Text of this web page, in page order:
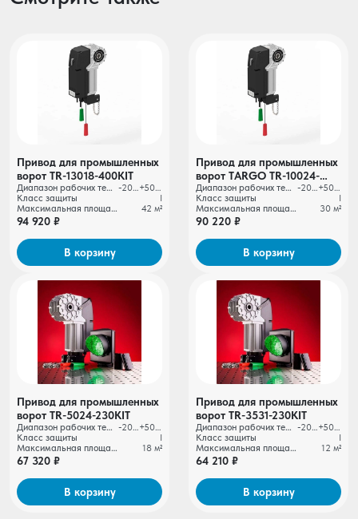
Привод для промышленных
ворот TR-13018-400KIT
Диапазон рабочих температур
-20…+50 ºС
Класс защиты
I
Максимальная площадь автоматизируемых ворот
42 м²
94 920 ₽
В корзину
Привод для промышленных
ворот TARGO TR-10024-
400KIT
Диапазон рабочих температур
-20…+50 ºС
Класс защиты
I
Максимальная площадь автоматизируемых ворот
30 м²
90 220 ₽
В корзину
Привод для промышленных
ворот TR-5024-230KIT
Диапазон рабочих температур
-20…+50 ºС
Класс защиты
I
Максимальная площадь автоматизируемых ворот
18 м²
67 320 ₽
В корзину
Привод для промышленных
ворот TR-3531-230KIT
Диапазон рабочих температур
-20…+50 ºС
Класс защиты
I
Максимальная площадь автоматизируемых ворот
12 м²
64 210 ₽
В корзину